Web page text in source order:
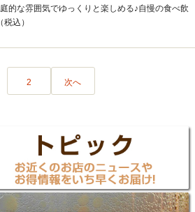
的な雰囲気でゆっくりと楽しめる♪自慢の食べ飲
込）
2 次へ